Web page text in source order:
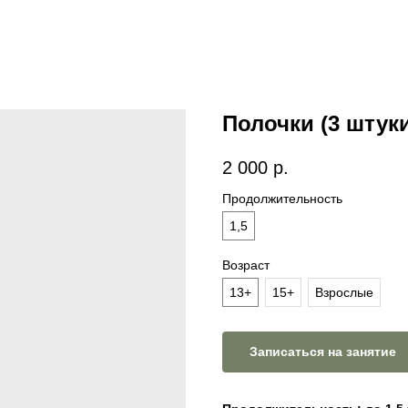
Полочки (3
2 000 р.
Продолжительность
1,5
Возраст
13+
15+ Взрослые
Записаться на занятие